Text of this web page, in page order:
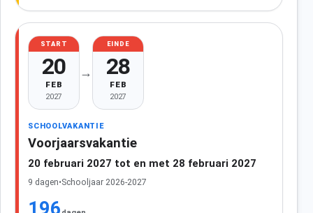
START
20
FEB
2027
→
EINDE
28
FEB
2027
SCHOOLVAKANTIE
Voorjaarsvakantie
20 februari 2027 tot en met 28 februari 2027
9 dagen•Schooljaar 2026-2027